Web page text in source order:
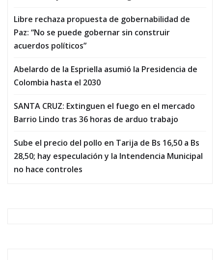
Libre rechaza propuesta de gobernabilidad de
Paz: “No se puede gobernar sin construir
acuerdos políticos”
Abelardo de la Espriella asumió la Presidencia de
Colombia hasta el 2030
SANTA CRUZ: Extinguen el fuego en el mercado
Barrio Lindo tras 36 horas de arduo trabajo
Sube el precio del pollo en Tarija de Bs 16,50 a Bs
28,50; hay especulación y la Intendencia Municipal
no hace controles